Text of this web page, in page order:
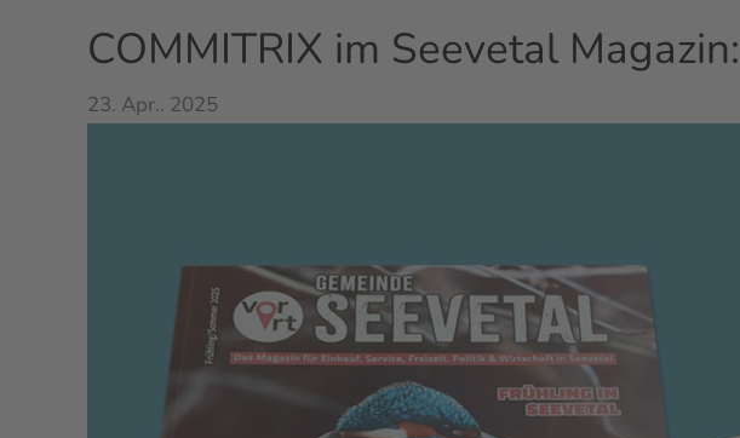
COMMITRIX im Seevetal
23. Apr.. 2025